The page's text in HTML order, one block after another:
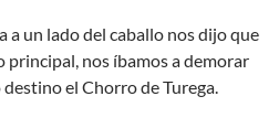
a un lado del caballo nos dijo que
principal, nos íbamos a demorar
el Chorro de Turega.